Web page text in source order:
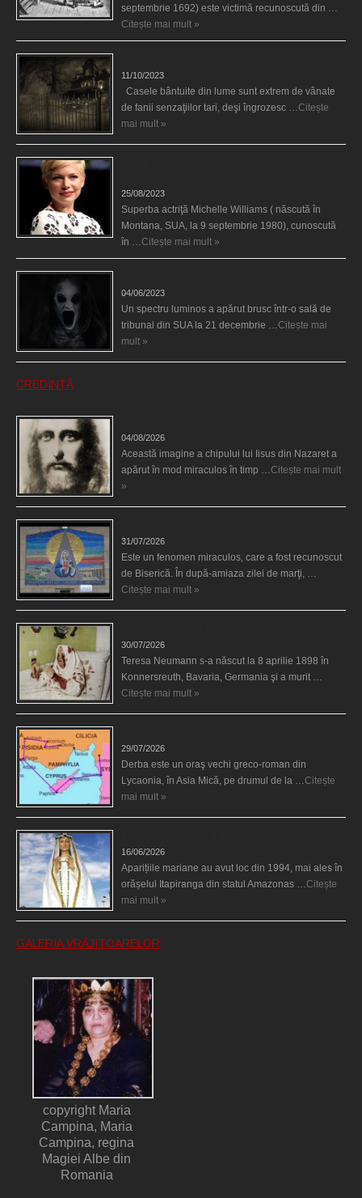
septembrie 1692) este victimă recunoscută din …
Citește mai mult »
11/10/2023
Casele bântuite din lume sunt extrem de vânate
de fanii senzaţiilor tari, deşi îngrozesc …Citește
mai mult »
25/08/2023
Superba actriţă Michelle Williams ( născută în
Montana, SUA, la 9 septembrie 1980), cunoscută
în …Citește mai mult »
04/06/2023
Un spectru luminos a apărut brusc într-o sală de
tribunal din SUA la 21 decembrie …Citește mai
mult »
CREDINȚĂ
04/08/2026
Această imagine a chipului lui Iisus din Nazaret a
apărut în mod miraculos în timp …Citește mai mult
»
31/07/2026
Este un fenomen miraculos, care a fost recunoscut
de Biserică. În după-amiaza zilei de marţi, …
Citește mai mult »
30/07/2026
Teresa Neumann s-a născut la 8 aprilie 1898 în
Konnersreuth, Bavaria, Germania şi a murit …
Citește mai mult »
29/07/2026
Derba este un oraş vechi greco-roman din
Lycaonia, în Asia Mică, pe drumul de la …Citește
mai mult »
16/06/2026
Aparițiile mariane au avut loc din 1994, mai ales în
orășelul Itapiranga din statul Amazonas …Citește
mai mult »
GALERIA VRĂJITOARELOR
copyright Maria
Campina, Maria
Campina, regina
Magiei Albe din
Romania